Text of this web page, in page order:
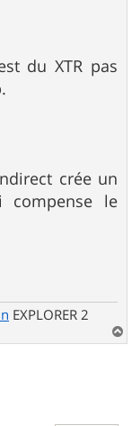
du XTR pas
crée un
le
EXPLORER 2
a